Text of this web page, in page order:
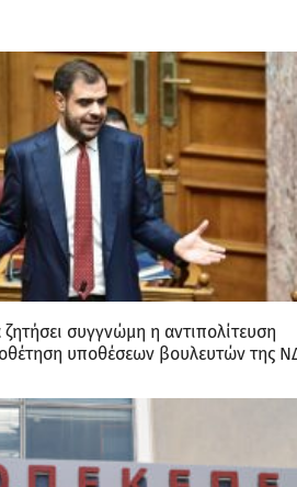
συγγνώμη η αντιπολίτευση
υποθέσεων βουλευτών της